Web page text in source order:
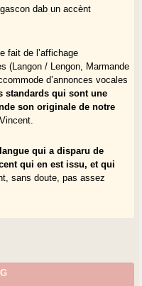
dab un accènt
fait de l’affichage
(Langon / Lengon, Marmande
d’annonces vocales
standards qui sont une
son originale de notre
qui a disparu de
qui en est issu, et qui
sans doute, pas assez